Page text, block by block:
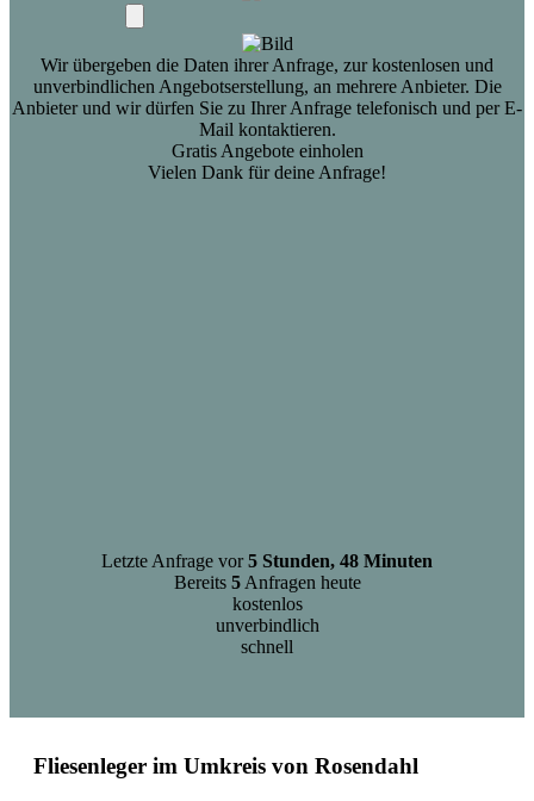
Wir übergeben die Daten ihrer Anfrage, zur kostenlosen und
unverbindlichen Angebotserstellung, an mehrere Anbieter. Die
Anbieter und wir dürfen Sie zu Ihrer Anfrage telefonisch und per E-
Mail kontaktieren.
Gratis Angebote einholen
Vielen Dank für deine Anfrage!
Letzte Anfrage vor5 Stunden, 48 Minuten
Bereits 5Anfragen heute
kostenlos
unverbindlich
schnell
Fliesenleger im Umkreis von Rosendahl